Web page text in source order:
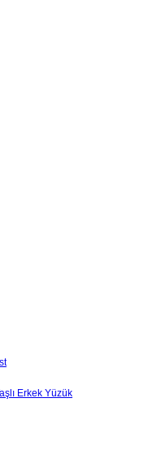
Erkek Yüzük